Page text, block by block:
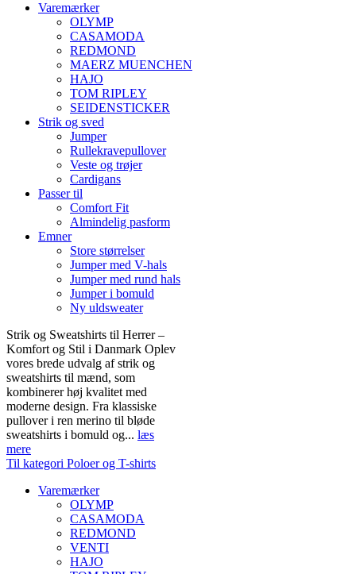
Varemærker
OLYMP
CASAMODA
REDMOND
MAERZ MUENCHEN
HAJO
TOM RIPLEY
SEIDENSTICKER
Strik og sved
Jumper
Rullekravepullover
Veste og trøjer
Cardigans
Passer til
Comfort Fit
Almindelig pasform
Emner
Store størrelser
Jumper med V-hals
Jumper med rund hals
Jumper i bomuld
Ny uldsweater
Strik og Sweatshirts til Herrer –
Komfort og Stil i Danmark Oplev
vores brede udvalg af strik og
sweatshirts til mænd, som
kombinerer høj kvalitet med
moderne design. Fra klassiske
pullover i ren merino til bløde
sweatshirts i bomuld og... læs
mere
Til kategori Poloer og T-shirts
Varemærker
OLYMP
CASAMODA
REDMOND
VENTI
HAJO